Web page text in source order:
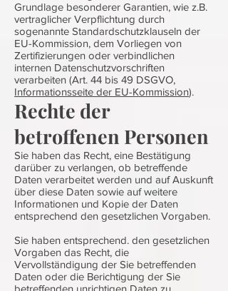
Grundlage besonderer Garantien, wie z.B.
vertraglicher Verpflichtung durch
sogenannte Standardschutzklauseln der
EU-Kommission, dem Vorliegen von
Zertifizierungen oder verbindlichen
internen Datenschutzvorschriften
verarbeiten (Art. 44 bis 49 DSGVO,
Informationsseite der EU-Kommission).
Rechte der
betroffenen Personen
Sie haben das Recht, eine Bestätigung
darüber zu verlangen, ob betreffende
Daten verarbeitet werden und auf Auskunft
über diese Daten sowie auf weitere
Informationen und Kopie der Daten
entsprechend den gesetzlichen Vorgaben.
Sie haben entsprechend. den gesetzlichen
Vorgaben das Recht, die
Vervollständigung der Sie betreffenden
Daten oder die Berichtigung der Sie
betreffenden unrichtigen Daten zu